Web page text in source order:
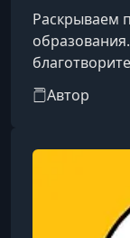
Раскрываем
доступные
Автор